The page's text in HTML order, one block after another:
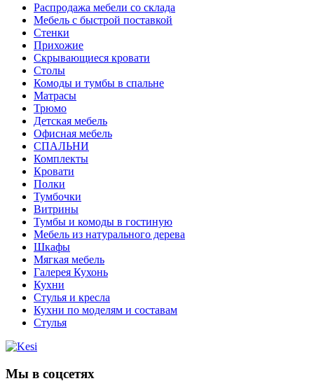
Распродажа мебели со склада
Мебель с быстрой поставкой
Стенки
Прихожие
Скрывающиеся кровати
Столы
Комоды и тумбы в спальне
Матрасы
Трюмо
Детская мебель
Офисная мебель
СПАЛЬНИ
Комплекты
Кровати
Полки
Тумбочки
Витрины
Тумбы и комоды в гостиную
Мебель из натурального дерева
Шкафы
Мягкая мебель
Галерея Кухонь
Кухни
Стулья и кресла
Кухни по моделям и составам
Стулья
Мы в соцсетях